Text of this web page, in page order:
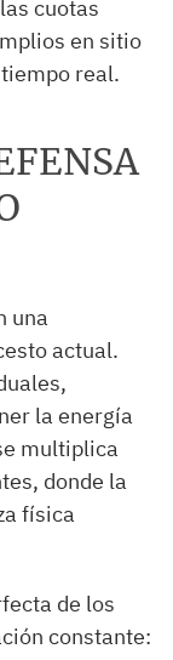
cuotas
en sitio
real.
una
actual.
la energía
multiplica
donde la
física
de los
constante: